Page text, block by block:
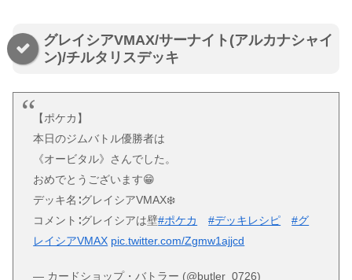
グレイシアVMAX/サーナイト(アルカナシャイ
ン)/チルタリスデッキ
【ポケカ】
本日のジムバトル優勝者は
《オービタル》さんでした。
おめでとうございます😁
デッキ名∶グレイシアVMAX❄️
コメント∶グレイシアは壁#ポケカ #デッキレシピ
#グ
レイシアVMAX pic.twitter.com/Zgmw1ajjcd
— カードショップ・バトラー (@butler_0726)